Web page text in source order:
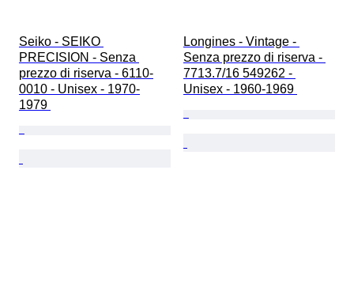
Seiko - SEIKO
PRECISION - Senza
prezzo di riserva - 6110-
0010 - Unisex - 1970-
1979
Longines - Vintage -
Senza prezzo di riserva -
7713.7/16 549262 -
Unisex - 1960-1969